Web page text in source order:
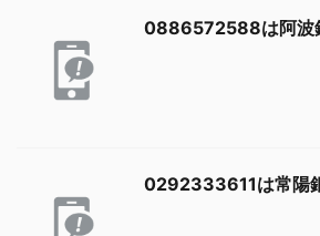
0886572588は阿波
0292333611は常陽